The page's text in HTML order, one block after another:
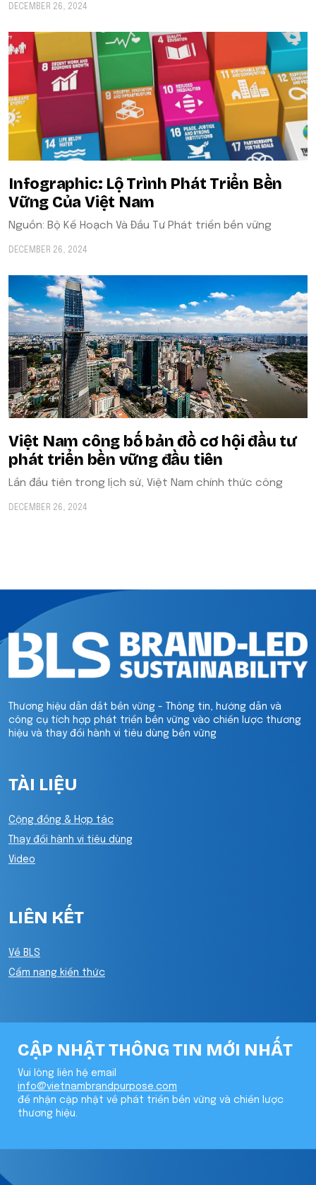
DECEMBER 26, 2024
Infographic: Lộ Trình Phát Triển Bền
Vững Của Việt Nam
Nguồn: Bộ Kế Hoạch Và Đầu Tư Phát triển bền vững
DECEMBER 26, 2024
Việt Nam công bố bản đồ cơ hội đầu tư
phát triển bền vững đầu tiên
Lần đầu tiên trong lịch sử, Việt Nam chính thức công
DECEMBER 26, 2024
Thương hiệu dẫn dắt bền vững - Thông tin, hướng dẫn và
công cụ tích hợp phát triển bền vững vào chiến lược thương
hiệu và thay đổi hành vi tiêu dùng bền vững
TÀI LIỆU
Cộng đồng & Hợp tác
Thay đổi hành vi tiêu dùng
Video
LIÊN KẾT
Về BLS
Cẩm nang kiến thức
CẬP NHẬT THÔNG TIN MỚI NHẤT
Vui lòng liên hệ email
info@vietnambrandpurpose.com
để nhận cập nhật về phát triển bền vững và chiến lược
thương hiệu.